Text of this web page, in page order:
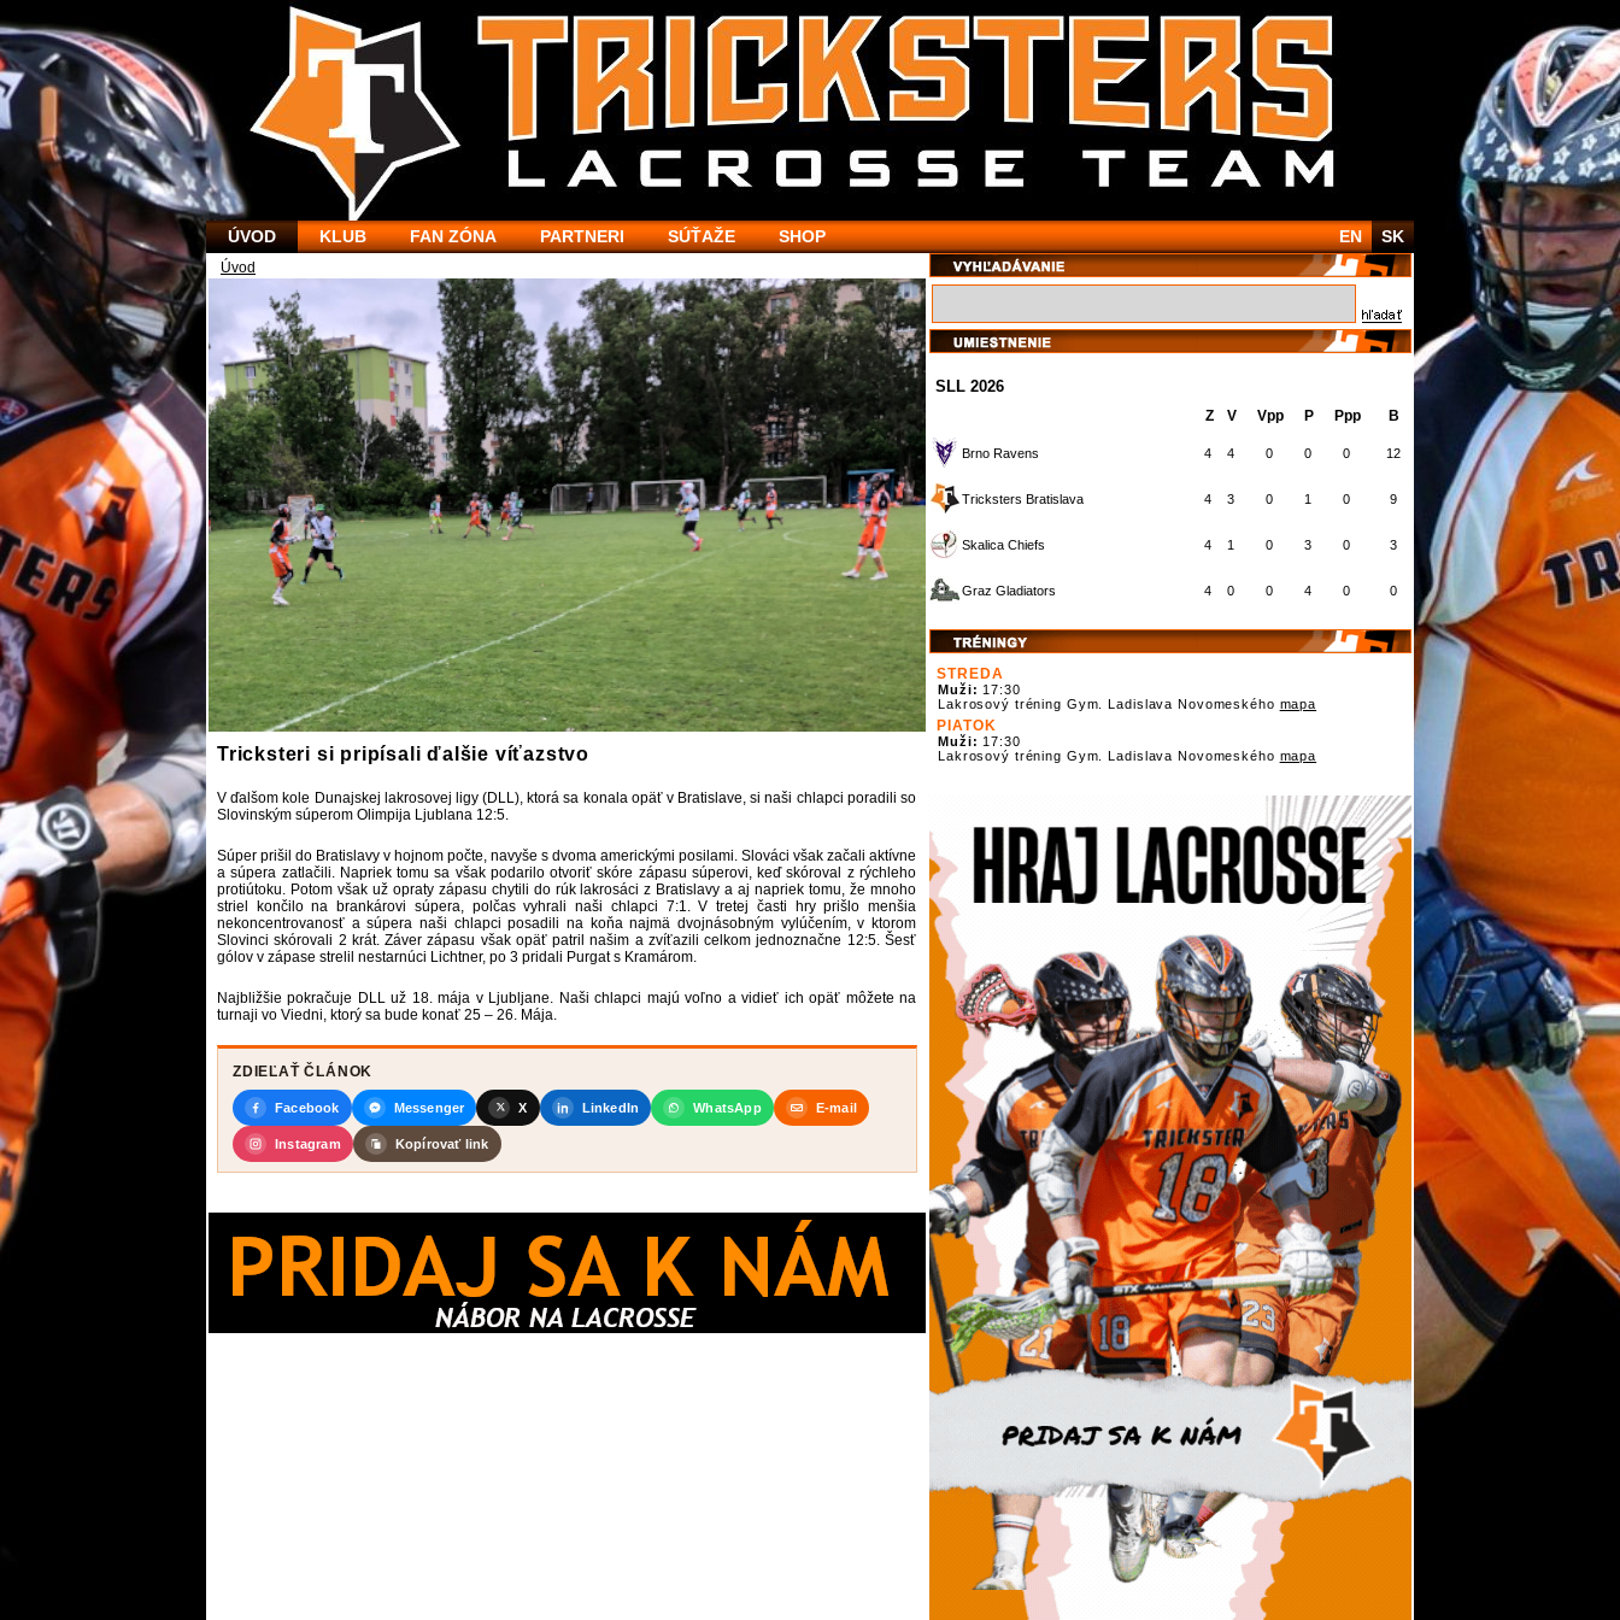
Úvod
Tricksteri si pripísali ďalšie víťazstvo
V ďalšom kole Dunajskej lakrosovej ligy (DLL), ktorá sa konala opäť v Bratislave, si naši chlapci poradili so
Slovinským súperom Olimpija Ljublana 12:5.
Súper prišil do Bratislavy v hojnom počte, navyše s dvoma americkými posilami. Slováci však začali aktívne
a súpera zatlačili. Napriek tomu sa však podarilo otvoriť skóre zápasu súperovi, keď skóroval z rýchleho
protiútoku. Potom však už opraty zápasu chytili do rúk lakrosáci z Bratislavy a aj napriek tomu, že mnoho
striel končilo na brankárovi súpera, polčas vyhrali naši chlapci 7:1. V tretej časti hry prišlo menšia
nekoncentrovanosť a súpera naši chlapci posadili na koňa najmä dvojnásobným vylúčením, v ktorom
Slovinci skórovali 2 krát. Záver zápasu však opäť patril našim a zvíťazili celkom jednoznačne 12:5. Šesť
gólov v zápase strelil nestarnúci Lichtner, po 3 pridali Purgat s Kramárom.
Najbližšie pokračuje DLL už 18. mája v Ljubljane. Naši chlapci majú voľno a vidieť ich opäť môžete na
turnaji vo Viedni, ktorý sa bude konať 25 – 26. Mája.
ZDIEĽAŤ ČLÁNOK
Facebook Messenger X LinkedIn WhatsApp E-mail
Instagram Kopírovať link
SLL 2026
Z V Vpp P Ppp B
Brno Ravens 4 4 0 0 0 12
Tricksters Bratislava 4 3 0 1 0 9
Skalica Chiefs 4 1 0 3 0 3
Graz Gladiators 4 0 0 4 0 0
STREDA
Muži: 17:30
Lakrosový tréning Gym. Ladislava Novomeského mapa
PIATOK
Muži: 17:30
Lakrosový tréning Gym. Ladislava Novomeského mapa
SK
EN
ÚVOD KLUB FAN ZÓNA PARTNERI SÚŤAŽE SHOP